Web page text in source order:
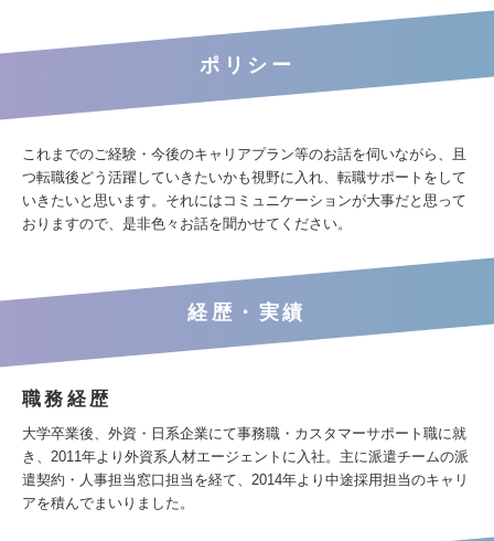
ポリシー
これまでのご経験・今後のキャリアプラン等のお話を伺いながら、且
つ転職後どう活躍していきたいかも視野に入れ、転職サポートをして
いきたいと思います。それにはコミュニケーションが大事だと思って
おりますので、是非色々お話を聞かせてください。
経歴・実績
職務経歴
大学卒業後、外資・日系企業にて事務職・カスタマーサポート職に就
き、2011年より外資系人材エージェントに入社。主に派遣チームの派
遣契約・人事担当窓口担当を経て、2014年より中途採用担当のキャリ
アを積んでまいりました。